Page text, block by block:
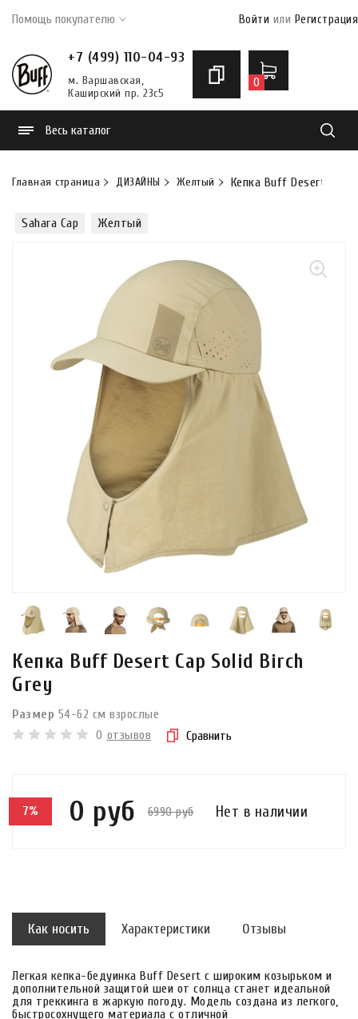
Помощь покупателю Войти или Регистрация
+7 (499) 110-04-93
м. Варшавская,
Каширский пр. 23с5
0
Весь каталог
Главная страница ДИЗАЙНЫ Желтый Кепка Buff Desert Cap
Sahara Cap Желтый
Кепка Buff Desert Cap Solid Birch
Grey
Размер 54-62 см взрослые
0 отзывов Сравнить
7% 0 руб 6990 руб Нет в наличии
Как носить Характеристики Отзывы
Легкая кепка-бедуинка Buff Desert с широким козырьком и
дополнительной защитой шеи от солнца станет идеальной
для треккинга в жаркую погоду. Модель создана из легкого,
быстросохнущего материала с отличной